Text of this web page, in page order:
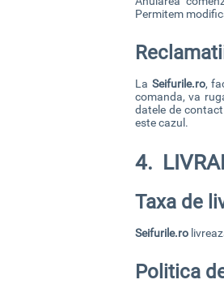
Permitem
La Seifurile.ro,
comanda, va
datele de
este cazul.
4.
Taxa de
Seifurile.ro
Politica